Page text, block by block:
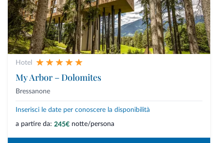
Hotel
My Arbor – Dolomites
Bressanone
Inserisci le date per conoscere la disponibilità
a partire da: 245€ notte/persona